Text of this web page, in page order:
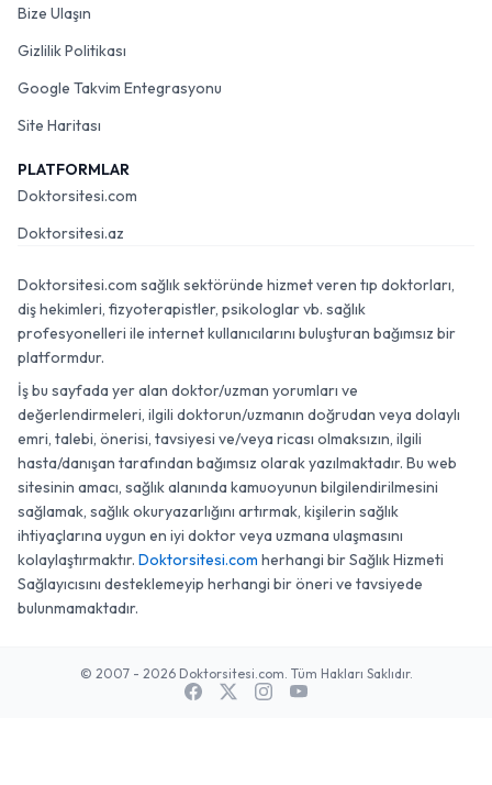
Bize Ulaşın
Gizlilik Politikası
Google Takvim Entegrasyonu
Site Haritası
PLATFORMLAR
Doktorsitesi.com
Doktorsitesi.az
Doktorsitesi.com sağlık sektöründe hizmet veren tıp doktorları,
diş hekimleri, fizyoterapistler, psikologlar vb. sağlık
profesyonelleri ile internet kullanıcılarını buluşturan bağımsız bir
platformdur.
İş bu sayfada yer alan doktor/uzman yorumları ve
değerlendirmeleri, ilgili doktorun/uzmanın doğrudan veya dolaylı
emri, talebi, önerisi, tavsiyesi ve/veya ricası olmaksızın, ilgili
hasta/danışan tarafından bağımsız olarak yazılmaktadır. Bu web
sitesinin amacı, sağlık alanında kamuoyunun bilgilendirilmesini
sağlamak, sağlık okuryazarlığını artırmak, kişilerin sağlık
ihtiyaçlarına uygun en iyi doktor veya uzmana ulaşmasını
kolaylaştırmaktır. Doktorsitesi.com herhangi bir Sağlık Hizmeti
Sağlayıcısını desteklemeyip herhangi bir öneri ve tavsiyede
bulunmamaktadır.
© 2007 - 2026 Doktorsitesi.com. Tüm Hakları Saklıdır.